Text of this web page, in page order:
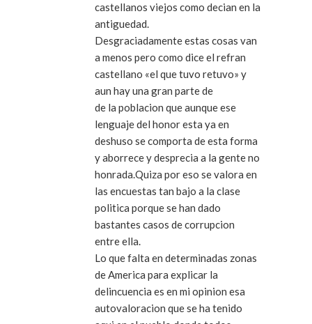
castellanos viejos como decian en la
antiguedad.
Desgraciadamente estas cosas van
a menos pero como dice el refran
castellano «el que tuvo retuvo» y
aun hay una gran parte de
de la poblacion que aunque ese
lenguaje del honor esta ya en
deshuso se comporta de esta forma
y aborrece y desprecia a la gente no
honrada.Quiza por eso se valora en
las encuestas tan bajo a la clase
politica porque se han dado
bastantes casos de corrupcion
entre ella.
Lo que falta en determinadas zonas
de America para explicar la
delincuencia es en mi opinion esa
autovaloracion que se ha tenido